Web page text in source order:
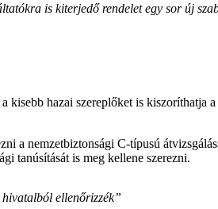
is kiterjedő rendelet egy sor új
hazai szereplőket is
a nemzetbiztonsági C-típusú
tanúsítását is meg kellene szerezni.
ellenőrizzék”